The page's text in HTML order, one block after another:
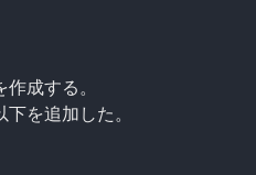
成する。
下を追加した。